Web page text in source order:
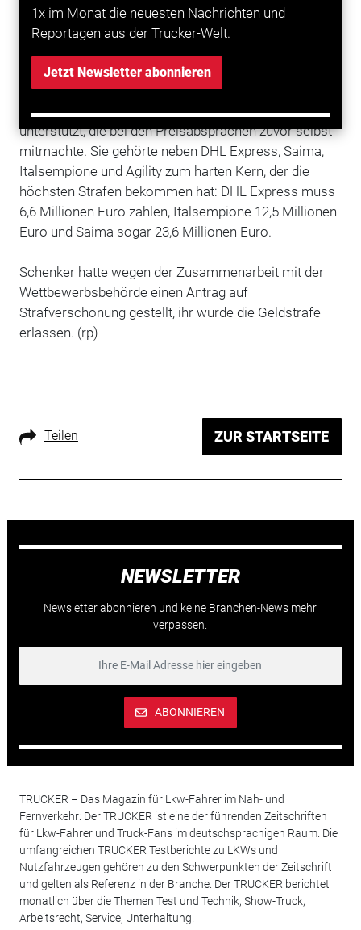
1x im Monat die neuesten Nachrichten und
Reportagen aus der Trucker-Welt.
Jetzt Newsletter abonnieren
„Fedispedi" stattfanden, wurden Preiserhöhungen
beschlossen. Erklärtes Ziel des Kartells war es, im
Preiserhöhungen von 50 Prozent durchzudrücken.
Die Ermittlungen wurden von der DB-Tochter Schenker
unterstützt, die bei den Preisabsprachen zuvor selbst
mitmachte. Sie gehörte neben DHL Express, Saima,
Italsempione und Agility zum harten Kern, der die
höchsten Strafen bekommen hat: DHL Express muss
6,6 Millionen Euro zahlen, Italsempione 12,5 Millionen
Euro und Saima sogar 23,6 Millionen Euro.
Schenker hatte wegen der Zusammenarbeit mit der
Wettbewerbsbehörde einen Antrag auf
Strafverschonung gestellt, ihr wurde die Geldstrafe
erlassen. (rp)
Teilen ZUR STARTSEITE
NEWSLETTER
Newsletter abonnieren und keine Branchen-News mehr
verpassen.
ABONNIEREN
TRUCKER – Das Magazin für Lkw-Fahrer im Nah- und
Fernverkehr: Der TRUCKER ist eine der führenden Zeitschriften
für Lkw-Fahrer und Truck-Fans im deutschsprachigen Raum. Die
umfangreichen TRUCKER Testberichte zu LKWs und
Nutzfahrzeugen gehören zu den Schwerpunkten der Zeitschrift
und gelten als Referenz in der Branche. Der TRUCKER berichtet
monatlich über die Themen Test und Technik, Show-Truck,
Arbeitsrecht, Service, Unterhaltung.